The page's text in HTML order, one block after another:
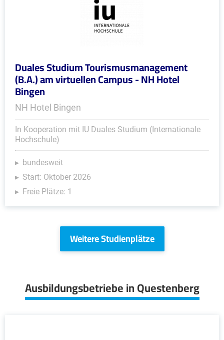
Duales Studium Tourismusmanagement
(B.A.) am virtuellen Campus - NH Hotel
Bingen
NH Hotel Bingen
In Kooperation mit IU Duales Studium (Internationale
Hochschule)
bundesweit
Start: Oktober 2026
Freie Plätze: 1
Weitere Studienplätze
Ausbildungsbetriebe in Questenberg